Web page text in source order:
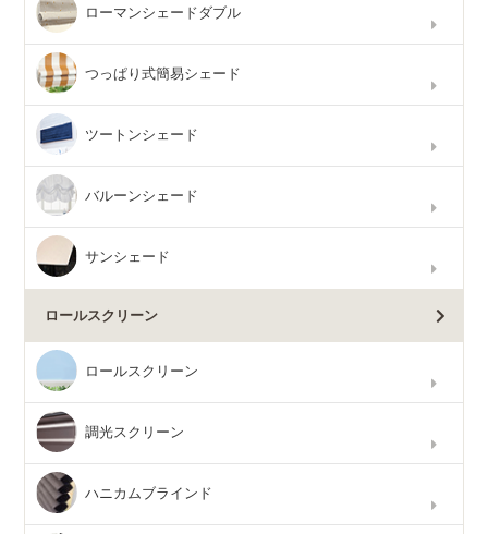
ローマンシェードダブル
つっぱり式簡易シェード
ツートンシェード
バルーンシェード
サンシェード
ロールスクリーン
ロールスクリーン
調光スクリーン
ハニカムブラインド